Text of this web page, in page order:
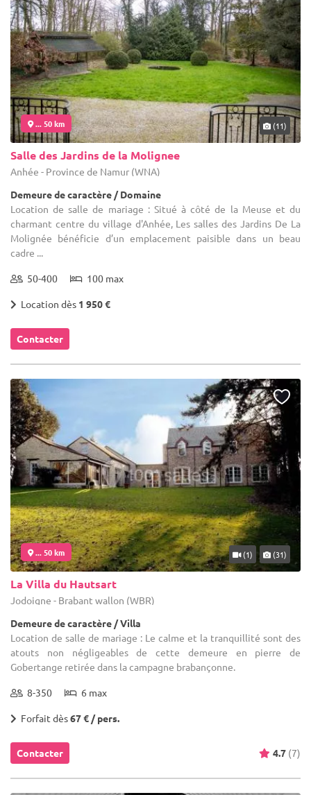
... 50 km (11)
Salle des Jardins de la Molignee
Anhée - Province de Namur (WNA)
Demeure de caractère / Domaine
Location de salle de mariage : Situé à côté de la Meuse et du
charmant centre du village d'Anhée, Les salles des Jardins De La
Molignée bénéficie d’un emplacement paisible dans un beau
cadre ...
50-400 100 max
Location dès 1 950 €
Contacter
... 50 km (1) (31)
La Villa du Hautsart
Jodoigne - Brabant wallon (WBR)
Demeure de caractère / Villa
Location de salle de mariage : Le calme et la tranquillité sont des
atouts non négligeables de cette demeure en pierre de
Gobertange retirée dans la campagne brabançonne.
8-350 6 max
Forfait dès67 € / pers.
Contacter 4.7 (7)